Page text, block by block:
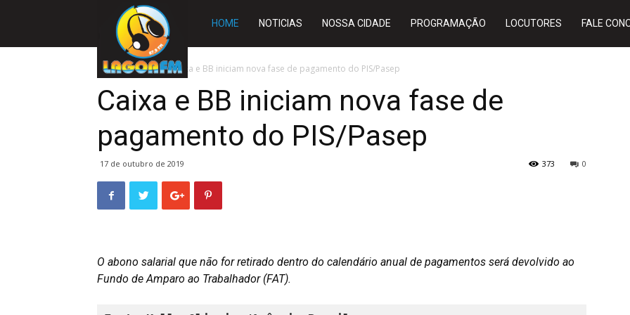
Rádio
Lagoa
FM
HOME NOTICIAS NOSSA CIDADE PROGRAMAÇÃO LOCUTORES FALE
Início BRASIL Caixa e BB iniciam nova fase de pagamento do PIS/Pasep
Caixa e BB iniciam nova fase de
pagamento do PIS/Pasep
17 de outubro de 2019 0
373
O abono salarial que não for retirado dentro do calendário anual de pagamentos será devolvido ao
Fundo de Amparo ao Trabalhador (FAT).